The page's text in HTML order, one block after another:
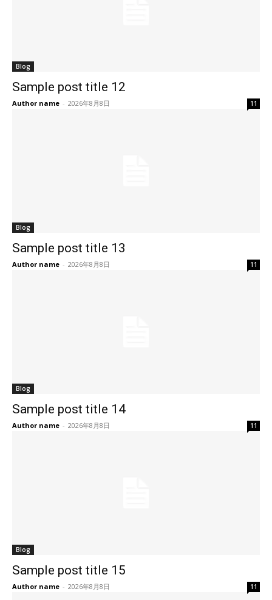
Blog
Sample post title 12
Author name - 2026年8月8日 11
Blog
Sample post title 13
Author name - 2026年8月8日 11
Blog
Sample post title 14
Author name - 2026年8月8日 11
Blog
Sample post title 15
Author name - 2026年8月8日 11